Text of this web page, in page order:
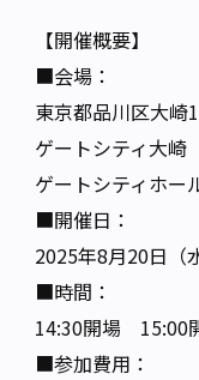
【開催概要】
■会場：
東京都品川区大崎
ゲートシティ大
ゲートシティホー
■開催日：
2025年8月20日（
■時間：
14:30開場 15:00
■参加費用：